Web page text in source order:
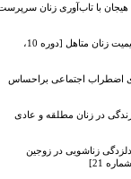
با تاب‌آوری زنان سرپرست
اثربخشی مشاوره مبتنی بر نظریه انتخاب بر صمیمیت زنان متاهل [دوره 10،
اجتماعی براحساس
در زنان مطلقه و عادی
زناشویی در زوجین